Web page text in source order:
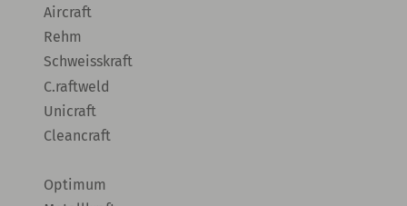
Aircraft
Rehm
Schweisskraft
C.raftweld
Unicraft
Cleancraft
Optimum